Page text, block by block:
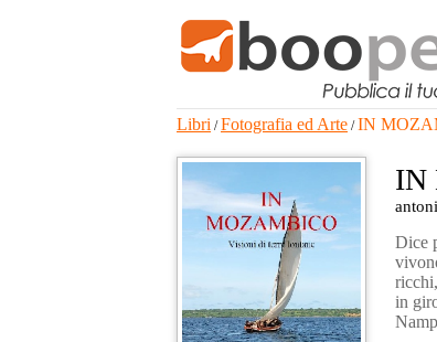
Libri /Fotografia ed Arte /IN
IN
Dice
in